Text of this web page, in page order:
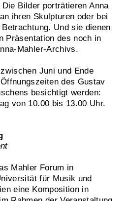
Bilder porträtieren Anna
ihren Skulpturen oder bei
Und sie dienen
Präsentation des noch in
Mahler-Archivs.
Juni und Ende
des Gustav
besichtigt werden:
von 10.00 bis 13.00 Uhr.
Mahler Forum in
für Musik und
eine Komposition in